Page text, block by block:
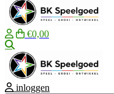
€0,00
inloggen